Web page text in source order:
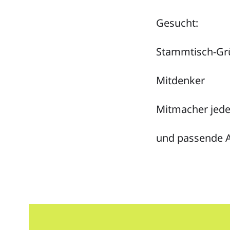
Gesucht:
Stammtisch-
Mitdenker
Mitmacher
und passende